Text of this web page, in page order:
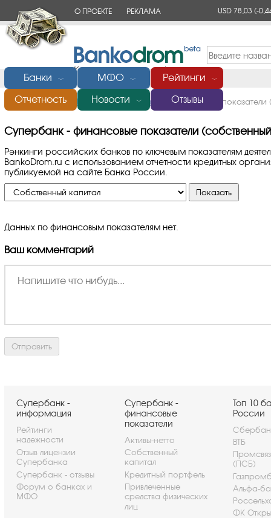
О ПРОЕКТЕ РЕКЛАМА USD 78,03(-
Банки ﹀ МФО ﹀ Рейтинги ﹀
Отчетность Новости ﹀ Отзывы
Главная/Банки России/Супербанк Финансовые показатели
Супербанк - финансовые показатели
Рэнкинги российских банков по ключевым показателям
BankoDrom.ru с использованием отчетности кредитных
публикуемой на сайте Банка России.
Данных по финансовым показателям нет.
Ваш комментарий
Супербанк -
информация
Рейтинги
надежности
Отзыв лицензии
Супербанка
Супербанк - отзывы
Форум о банках и
МФО
Супербанк -
финансовые
показатели
Активы-нетто
Собственный
капитал
Кредитный портфель
Привлеченные
средства физических
лиц
Топ 10
России
ВТБ
(ПСБ)
Альфа-
ФК